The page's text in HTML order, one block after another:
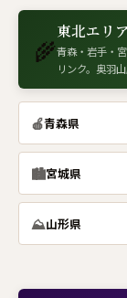
🌾
東北エリ
青森・岩手・
リンク。奥羽
🍎青森県
🏙宮城県
⛰山形県